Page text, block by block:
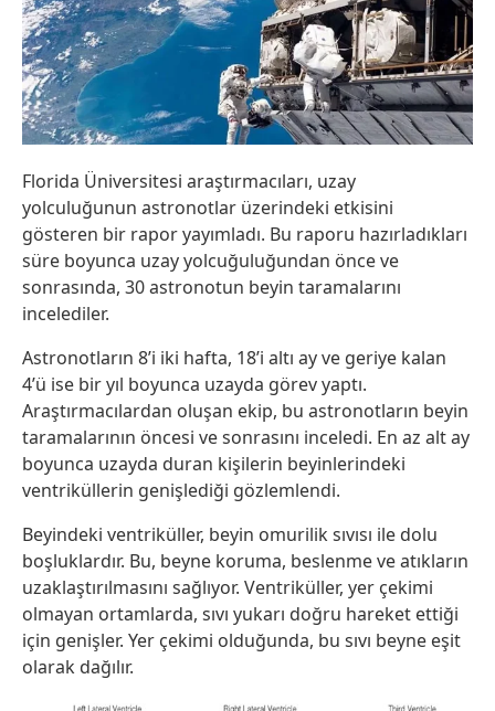
Florida Üniversitesi araştırmacıları, uzay
yolculuğunun astronotlar üzerindeki etkisini
gösteren bir rapor yayımladı. Bu raporu hazırladıkları
süre boyunca uzay yolcuğuluğundan önce ve
sonrasında, 30 astronotun beyin taramalarını
incelediler.
Astronotların 8’i iki hafta, 18’i altı ay ve geriye kalan
4’ü ise bir yıl boyunca uzayda görev yaptı.
Araştırmacılardan oluşan ekip, bu astronotların beyin
taramalarının öncesi ve sonrasını inceledi. En az alt ay
boyunca uzayda duran kişilerin beyinlerindeki
ventriküllerin genişlediği gözlemlendi.
Beyindeki ventriküller, beyin omurilik sıvısı ile dolu
boşluklardır. Bu, beyne koruma, beslenme ve atıkların
uzaklaştırılmasını sağlıyor. Ventriküller, yer çekimi
olmayan ortamlarda, sıvı yukarı doğru hareket ettiği
için genişler. Yer çekimi olduğunda, bu sıvı beyne eşit
olarak dağılır.